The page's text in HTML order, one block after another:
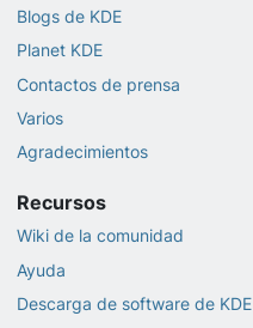
Blogs de KDE
Planet KDE
Contactos de prensa
Varios
Agradecimientos
Recursos
Wiki de la comunidad
Ayuda
Descarga de software de KDE